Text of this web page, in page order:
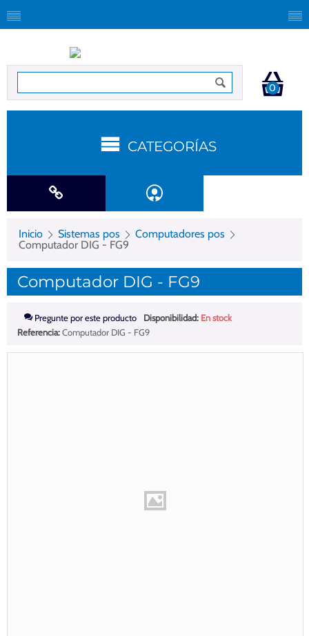
0
CATEGORÍAS
Inicio Sistemas pos
Computadores pos
Computador DIG - FG9
Computador DIG - FG9
Pregunte por este producto Disponibilidad: En stock
Referencia:Computador DIG - FG9